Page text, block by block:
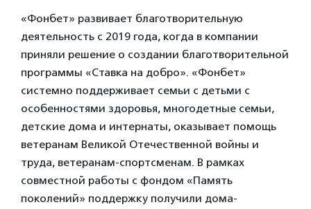
«Фонбет» развивает благотворительную
деятельность с 2019 года, когда в компании
приняли решение о создании благотворительной
программы «Ставка на добро». «Фонбет»
системно поддерживает семьи с детьми с
особенностями здоровья, многодетные семьи,
детские дома и интернаты, оказывает помощь
ветеранам Великой Отечественной войны и
труда, ветеранам-спортсменам. В рамках
совместной работы с фондом «Память
поколений» поддержку получили дома-